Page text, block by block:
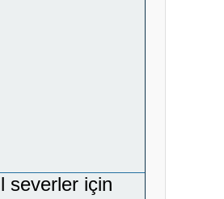
severler için